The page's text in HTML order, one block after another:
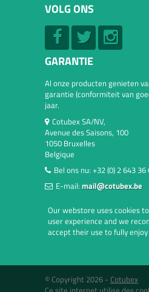
VOLG ONS
GARANTIE
Al onze producten genieten
garantie (conformiteit van
jaar.
Cotubex SA/NV,
Avenue des Saisons, 100
1050 Bruxelles
Belgique
Bel ons nu: +32 (0) 2 643 36
E-mail: mail@cotubex.be
Our webstore uses cookies
user experience and we
accept their use to fully
© Copyright 2026 - Cotubex